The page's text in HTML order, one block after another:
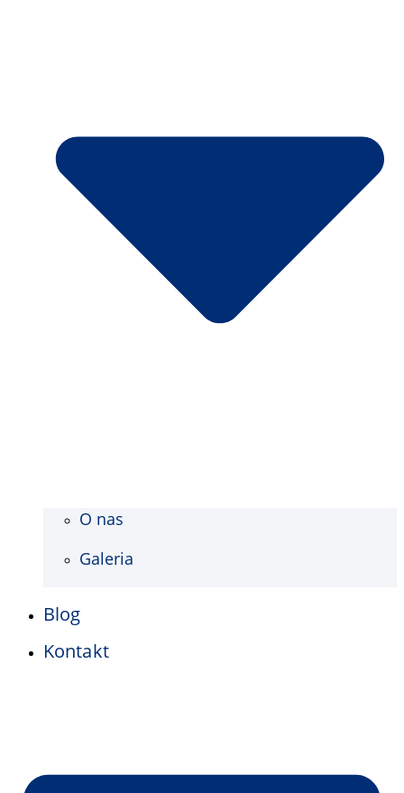
O nas
Galeria
Blog
Kontakt